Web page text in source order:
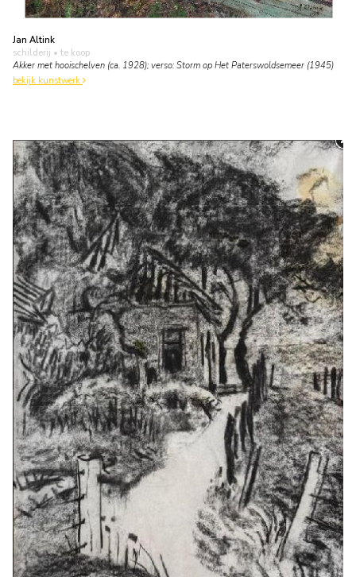
Jan Altink
schilderij • te koop
Akker met hooischelven (ca. 1928); verso: Storm op Het Paterswoldsemeer (1945)
bekijk kunstwerk